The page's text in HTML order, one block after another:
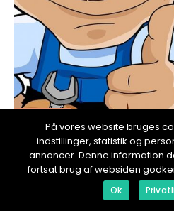
17. January 2024
Montering av vedovn
nødvendig del av
På vores website bruges
indstillinger, statistik og
annoncer. Denne information
fortsat brug af websiden
Ok